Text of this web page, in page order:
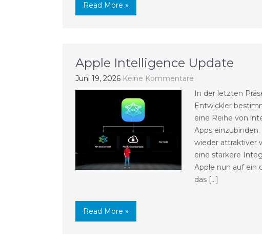
Read More »
Apple Intelligence Update
Juni 19, 2026 Keine Kommentare
In der letzten
Entwickler
eine Reihe von
Apps
wieder attraktiver
eine stärkere
Apple nun auf ein
das […]
Read More »